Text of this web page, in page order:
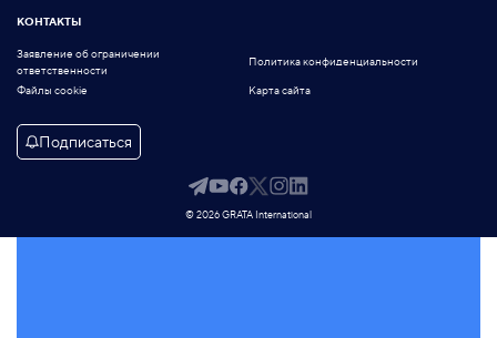
КОНТАКТЫ
Заявление об ограничении
ответственности
Политика конфиденциальности
Файлы cookie Карта сайта
Подписаться
© 2026 GRATA International